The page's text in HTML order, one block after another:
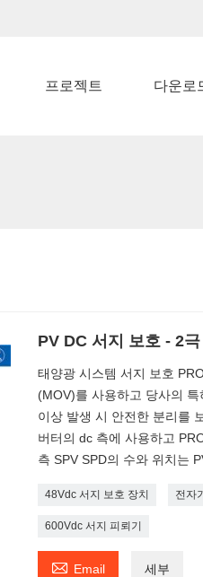
프로젝트 다운로
PV DC 서지 보호 - 2극
태양광 시스템 서지 보호
(MOV)를 사용하고 당사의
이상 발생 시 안전한 분리를
버터의 dc 측에 사용하고
측 SPV SPD의 수와 위치는
48Vdc 서지 보호 장치 전자
600Vdc 서지 피뢰기
 Email 세부